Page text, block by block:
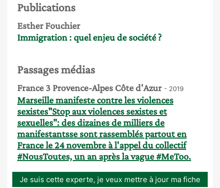
Publications
Esther Fouchier
Immigration : quel enjeu de société ?
Passages médias
France 3 Provence-Alpes Côte d'Azur - 2019
Marseille manifeste contre les violences
sexistes"Stop aux violences sexistes et
sexuelles": des dizaines de milliers de
manifestantsse sont rassemblés partout en
France le 24 novembre à l'appel du collectif
#NousToutes, un an après la vague #MeToo.
Je suis cette experte, je veux mettre à jour ma fiche